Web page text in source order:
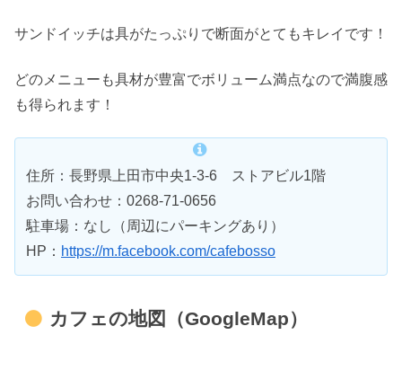
サンドイッチは具がたっぷりで断面がとてもキレイです！
どのメニューも具材が豊富でボリューム満点なので満腹感
も得られます！
住所：長野県上田市中央1-3-6 ストアビル1階
お問い合わせ：0268-71-0656
駐車場：なし（周辺にパーキングあり）
HP： https://m.facebook.com/cafebosso
カフェの地図（GoogleMap）